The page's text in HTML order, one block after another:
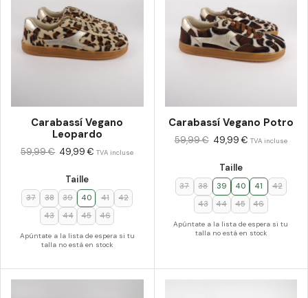
Carabassí Vegano
Leopardo
Taille
37 38 39 40 41
42
43
44 45 46
Apúntate a la lista de espera si tu
talla no está en stock
59,99€ 49,99€ TVA incluse
Carabassí Vegano Potro
Taille
37 38 39 40 41
42
43
44 45 46
Apúntate a la lista de espera si tu
talla no está en stock
59,99€ 49,99€ TVA incluse